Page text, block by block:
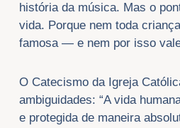
história da música. Mas o
vida. Porque nem toda
famosa — e nem por isso
O Catecismo da Igreja
ambiguidades: “A vida
e protegida de maneira